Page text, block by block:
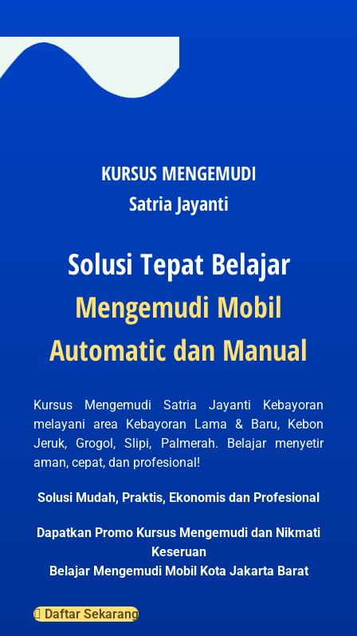
KURSUS MENGEMUDI
Satria Jayanti
Solusi Tepat Belajar
Mengemudi Mobil
Automatic dan Manual
Kursus Mengemudi Satria Jayanti Kebayoran
melayani area Kebayoran Lama & Baru, Kebon
Jeruk, Grogol, Slipi, Palmerah. Belajar menyetir
aman, cepat, dan profesional!
Solusi Mudah, Praktis, Ekonomis dan Profesional
Dapatkan Promo Kursus Mengemudi dan Nikmati
Keseruan
Belajar Mengemudi Mobil Kota Jakarta Barat
Daftar Sekarang